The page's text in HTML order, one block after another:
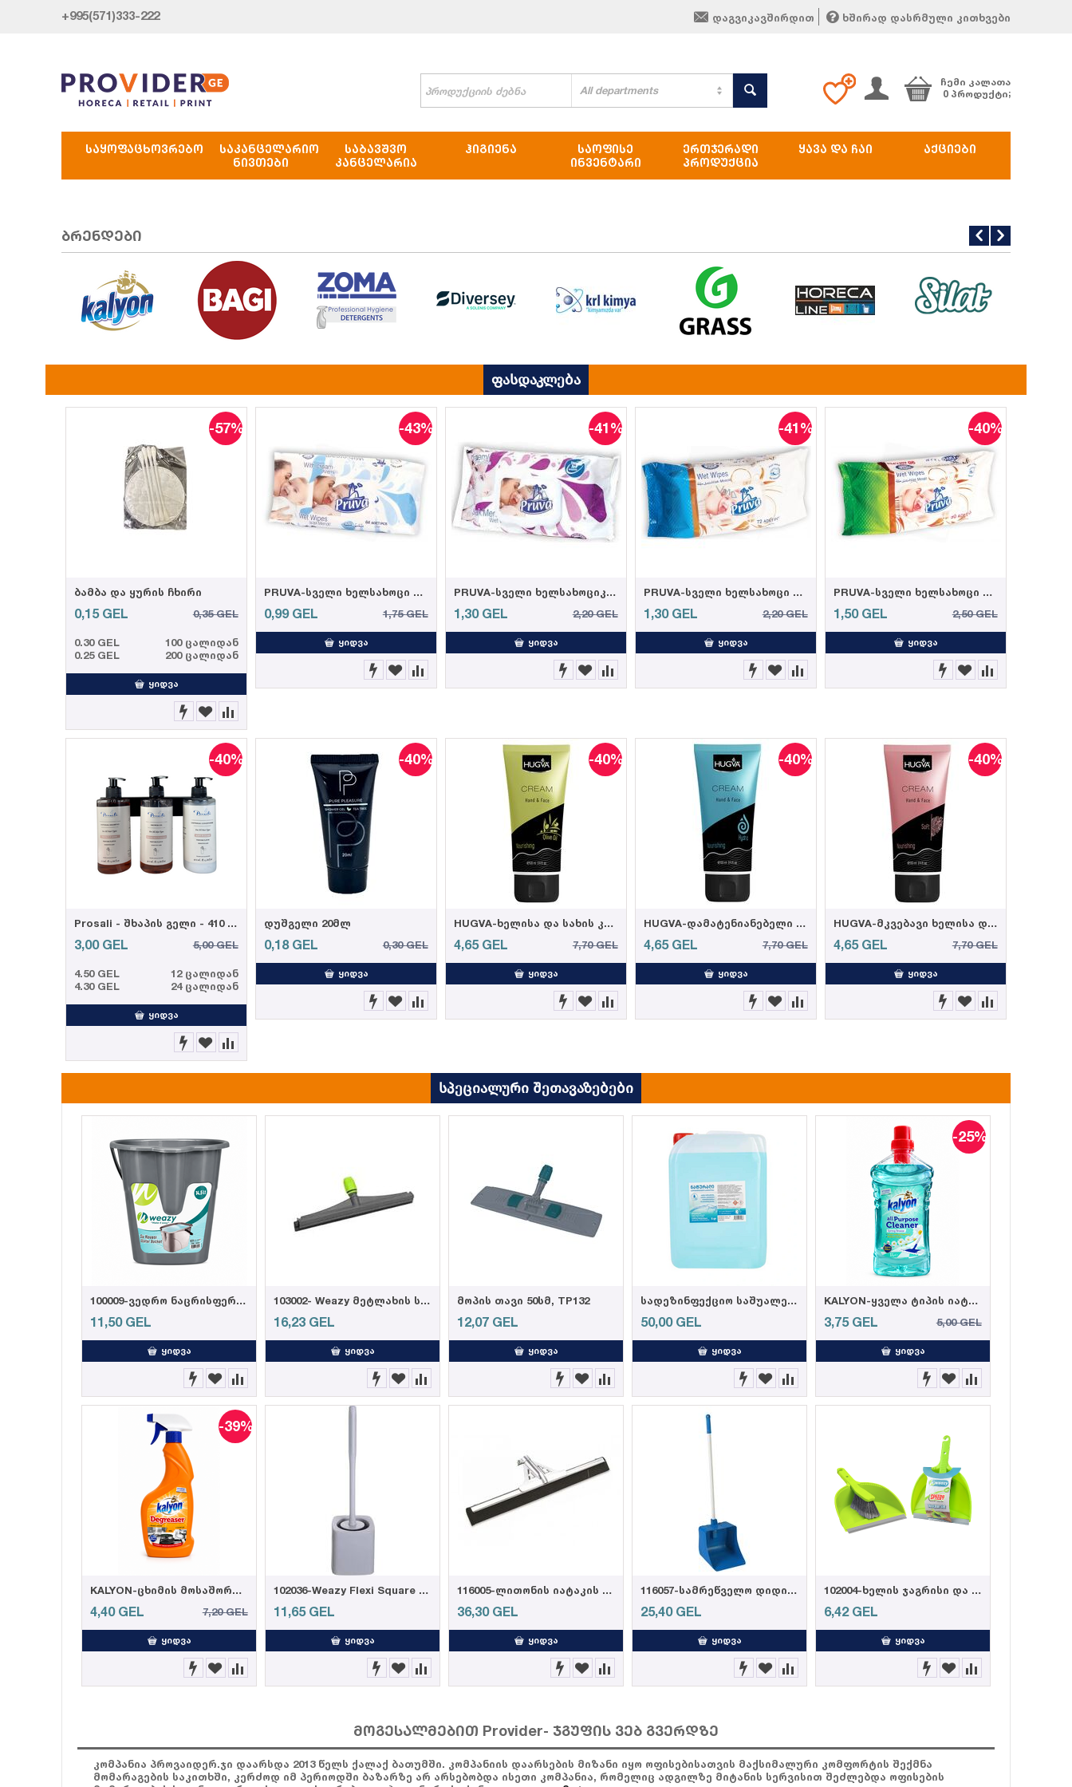
+995(571)333-222 დაგვიკავშირდით ხშირად დასრმული კითხვები
All departments
ᲩᲔᲛᲘ ᲙᲐᲚᲐᲗᲐ
0 პროდუქტი;
ᲡᲐᲧᲝᲤᲐᲪᲮᲝᲕᲠᲔᲑᲝ
ᲡᲐᲙᲐᲜᲪᲔᲚᲐᲠᲘᲝ
ᲜᲘᲕᲗᲔᲑᲘ
ᲡᲐᲑᲐᲕᲨᲕᲝ
ᲙᲐᲜᲪᲔᲚᲐᲠᲘᲐ
ᲰᲘᲒᲘᲔᲜᲐ
ᲡᲐᲝᲤᲘᲡᲔ
ᲘᲜᲕᲔᲜᲢᲐᲠᲘ
ᲔᲠᲗᲯᲔᲠᲐᲓᲘ
ᲞᲠᲝᲓᲣᲥᲪᲘᲐ
ᲧᲐᲕᲐ ᲓᲐ ᲩᲐᲘ ᲐᲥᲪᲘᲔᲑᲘ
ბრენდები
ფასდაკლება
-57%
ბამბა და ყურის ჩხირი
0,15 GEL 0,35 GEL
0.30 GEL
0.25 GEL
100 ცალიდან
200 ცალიდან
ᲧᲘᲓᲕᲐ
-43%
PRUVA-სველი ხელსახოცი 64ც 35 გრ. (12)
0,99 GEL 1,75 GEL
ᲧᲘᲓᲕᲐ
-41%
PRUVA-სველი ხელსახოციკრემით 72ც 35 გრ. (12)
1,30 GEL 2,20 GEL
ᲧᲘᲓᲕᲐ
-41%
PRUVA-სველი ხელსახოცი ელეგანტური 72ც 35 გრ. (12)
1,30 GEL 2,20 GEL
ᲧᲘᲓᲕᲐ
-40%
PRUVA-სველი ხელსახოცი ელეგანტური 90ც 35 გრ. (12)
1,50 GEL 2,50 GEL
ᲧᲘᲓᲕᲐ
-40%
Prosali - შხაპის გელი - 410 მლ
3,00 GEL 5,00 GEL
4.50 GEL
4.30 GEL
12 ცალიდან
24 ცალიდან
ᲧᲘᲓᲕᲐ
-40%
დუშგელი 20მლ
0,18 GEL 0,30 GEL
ᲧᲘᲓᲕᲐ
-40%
HUGVA-ხელისა და სახის კრემი ზეითუნის ზეთით 100მლ (12)
4,65 GEL 7,70 GEL
ᲧᲘᲓᲕᲐ
-40%
HUGVA-დამატენიანებელი ხელისა და სახის კრემი 100მლ (12)
4,65 GEL 7,70 GEL
ᲧᲘᲓᲕᲐ
-40%
HUGVA-მკვებავი ხელისა და სახის კრემი 100მლ (12)
4,65 GEL 7,70 GEL
ᲧᲘᲓᲕᲐ
სპეციალური შეთავაზებები
100009-ვედრო ნაცრისფერი 14,5ლ
11,50 GEL
ᲧᲘᲓᲕᲐ
103002- Weazy მეტლახის საწმენდი რეზინის პირით 55სმ (12)
16,23 GEL
ᲧᲘᲓᲕᲐ
მოპის თავი 50სმ, TP132
12,07 GEL
ᲧᲘᲓᲕᲐ
სადეზინფექციო საშუალება "ნატურალი" 5 ლ
50,00 GEL
ᲧᲘᲓᲕᲐ
-25%
KALYON-ყველა ტიპის იატაკის საწმენდი საშუალება, გაზაფხულის სურნელით 1000მლ (12)
3,75 GEL 5,00 GEL
ᲧᲘᲓᲕᲐ
-39%
KALYON-ცხიმის მოსაშორებელი სპრეი 750 მლ (12)
4,40 GEL 7,20 GEL
ᲧᲘᲓᲕᲐ
102036-Weazy Flexi Square ტუალეტის ჯაგრისი (12)
11,65 GEL
ᲧᲘᲓᲕᲐ
116005-ლითონის იატაკის საწმენდი 55სმ ეკო
36,30 GEL
ᲧᲘᲓᲕᲐ
116057-სამრეწველო დიდი ნაგვის ასაღები
25,40 GEL
ᲧᲘᲓᲕᲐ
102004-ხელის ჯაგრისი და ნაგვის ასაღები
6,42 GEL
ᲧᲘᲓᲕᲐ
მოგესალმებით Provider- ჯგუფის ვებ გვერდზე
კომპანია პროვაიდერ.ჯი დაარსდა 2013 წელს ქალაქ ბათუმში. კომპანიის დაარსების მიზანი იყო ოფისებისათვის მაქსიმალური კომფორტის შექმნა
მომარაგების საკითხში, კერძოდ იმ პერიოდში ბაზარზე არ არსებობდა ისეთი კომპანია, რომელიც ადგილზე მიტანის სერვისით შეძლებდა ოფისების